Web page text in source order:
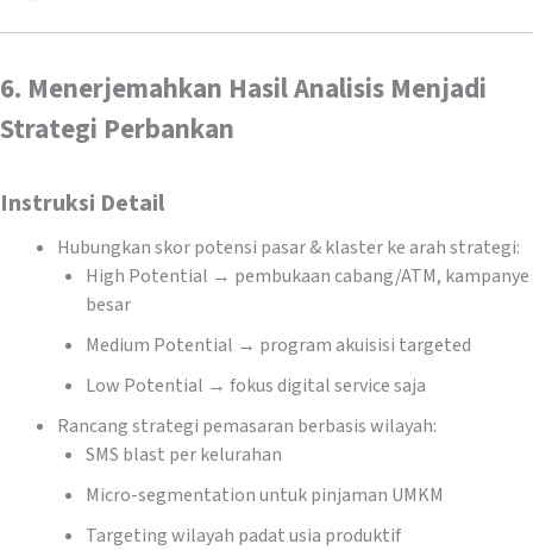
6. Menerjemahkan Hasil Analisis Menjadi
Strategi Perbankan
Instruksi Detail
Hubungkan skor potensi pasar & klaster ke arah strategi:
High Potential → pembukaan cabang/ATM, kampanye
besar
Medium Potential → program akuisisi targeted
Low Potential → fokus digital service saja
Rancang strategi pemasaran berbasis wilayah:
SMS blast per kelurahan
Micro-segmentation untuk pinjaman UMKM
Targeting wilayah padat usia produktif